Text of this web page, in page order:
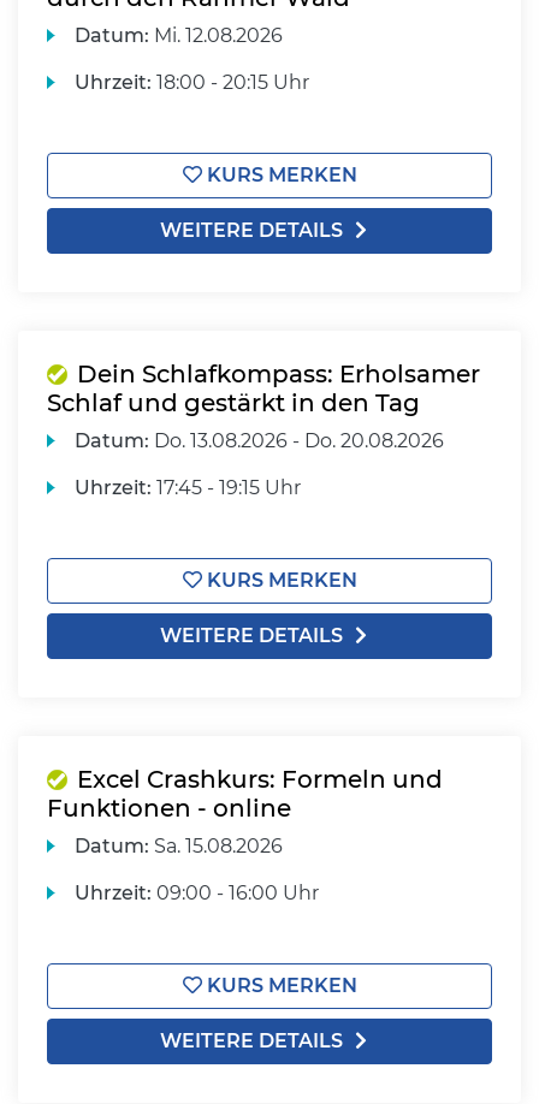
Datum: Mi. 12.08.2026
Uhrzeit: 18:00 - 20:15 Uhr
KURS MERKEN
WEITERE DETAILS
Dein Schlafkompass: Erholsamer
Schlaf und gestärkt in den Tag
Datum: Do. 13.08.2026 - Do. 20.08.2026
Uhrzeit: 17:45 - 19:15 Uhr
KURS MERKEN
WEITERE DETAILS
Excel Crashkurs: Formeln und
Funktionen - online
Datum: Sa. 15.08.2026
Uhrzeit: 09:00 - 16:00 Uhr
KURS MERKEN
WEITERE DETAILS